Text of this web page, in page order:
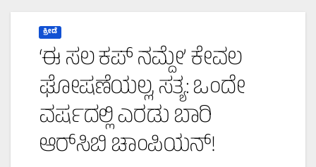
ಕ್ರೀಡೆ
‘ಈ ಸಲ ಕಪ್ ನಮ್ದೇ’ ಕೇವಲ
ಘೋಷಣೆಯಲ್ಲ, ಸತ್ಯ: ಒಂದೇ
ವರ್ಷದಲ್ಲಿ ಎರಡು ಬಾರಿ
ಆರ್‌ಸಿಬಿ ಚಾಂಪಿಯನ್!